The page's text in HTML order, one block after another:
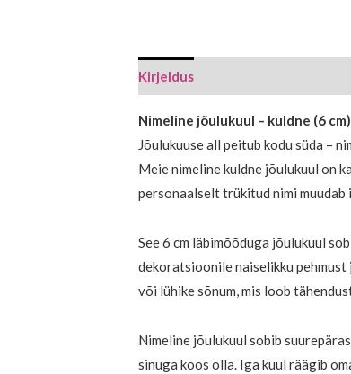
Kirjeldus
Nimeline jõulukuul – kuldne (6 cm)
Jõulukuuse all peitub kodu süda –
Meie nimeline kuldne jõulukuul on
personaalselt trükitud nimi muudab
See 6 cm läbimõõduga jõulukuul
dekoratsioonile naiselikku pehmust
või lühike sõnum, mis loob
Nimeline jõulukuul sobib
sinuga koos olla. Iga kuul räägib